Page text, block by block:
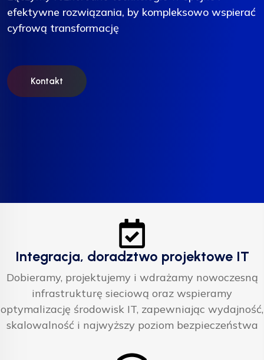
efektywne rozwiązania, by kompleksowo wspierać
cyfrową transformację
Kontakt
efektywne rozwiązania, by kompleksowo wspierać
cyfrową transformację
Kontakt
efektywne rozwiązania, by kompleksowo wspierać
cyfrową transformację
Kontakt
Integracja, doradztwo projektowe IT
Dobieramy, projektujemy i wdrażamy nowoczesną
infrastrukturę sieciową oraz wspieramy
optymalizację środowisk IT, zapewniając wydajność,
skalowalność i najwyższy poziom bezpieczeństwa